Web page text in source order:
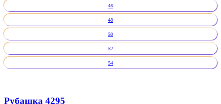
46
48
50
52
54
Рубашка 4295